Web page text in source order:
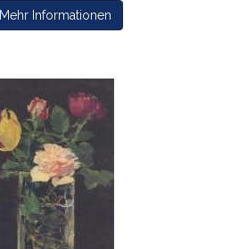
Mehr Informationen